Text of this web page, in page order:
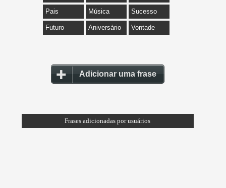
Pais Música Sucesso
Futuro Aniversário Vontade
Adicionar uma frase
Frases adicionadas por usuários